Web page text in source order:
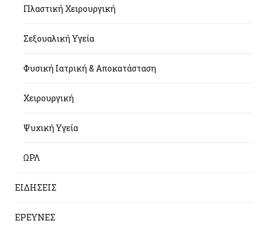
Πλαστική Χειρουργική
Σεξουαλική Υγεία
Φυσική Ιατρική & Αποκατάσταση
Χειρουργική
Ψυχική Υγεία
ΩΡΛ
ΕΙΔΗΣΕΙΣ
ΕΡΕΥΝΕΣ